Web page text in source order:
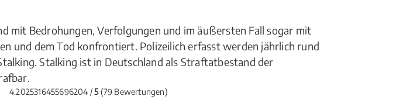
mit Bedrohungen, Verfolgungen und im äußersten Fall sogar mit
und dem Tod konfrontiert. Polizeilich erfasst werden jährlich rund
Stalking ist in Deutschland als Straftatbestand der
4.2025316455696204 /5(79 Bewertungen)